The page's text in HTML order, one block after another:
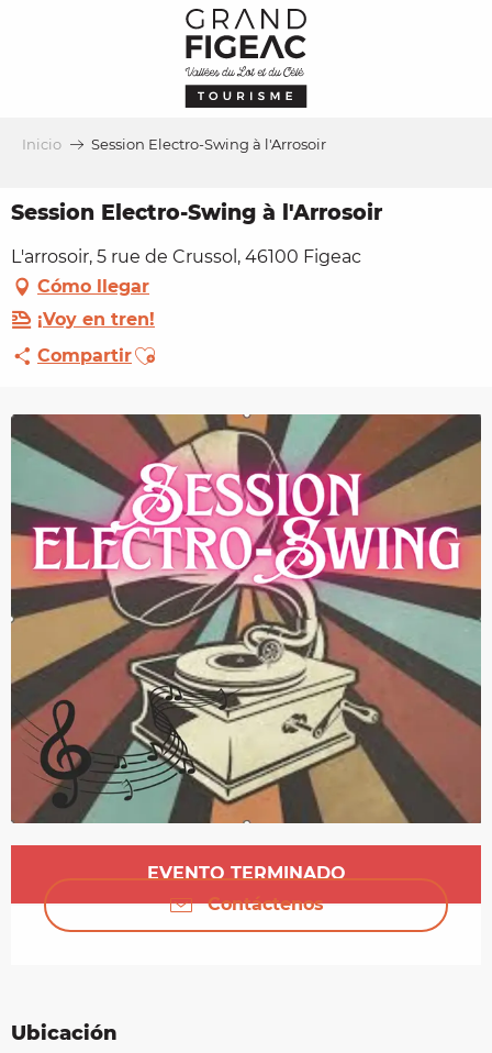
Inicio Session Electro-Swing à l'Arrosoir
Session Electro-Swing à l'Arrosoir
L'arrosoir, 5 rue de Crussol, 46100 Figeac
Cómo llegar
¡Voy en tren!
CompartirAjouter aux favoris
Horarios y datos de contacto
EVENTO TERMINADO
Contáctenos
Ubicación